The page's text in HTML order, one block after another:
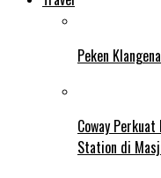
Peken
Coway
Station di